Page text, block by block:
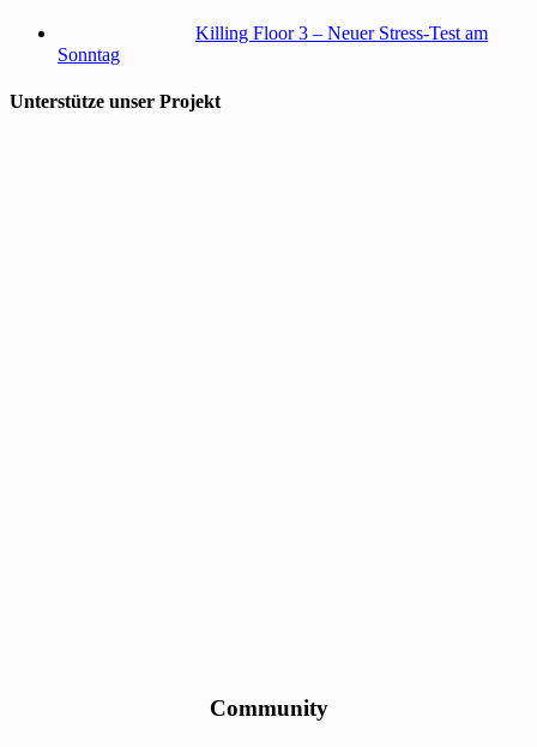
Killing Floor 3 – Neuer Stress-Test am
Sonntag
Unterstütze unser Projekt
Community